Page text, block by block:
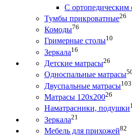
С ортопедическим
Тумбы прикроватные26
Комоды76
Гримерные столы10
Зеркала16
Детские матрасы26
Односпальные матрасы
Двуспальные матрасы103
Матрасы 120х20026
Наматрасники, подушки
Зеркала21
Мебель для прихожей82